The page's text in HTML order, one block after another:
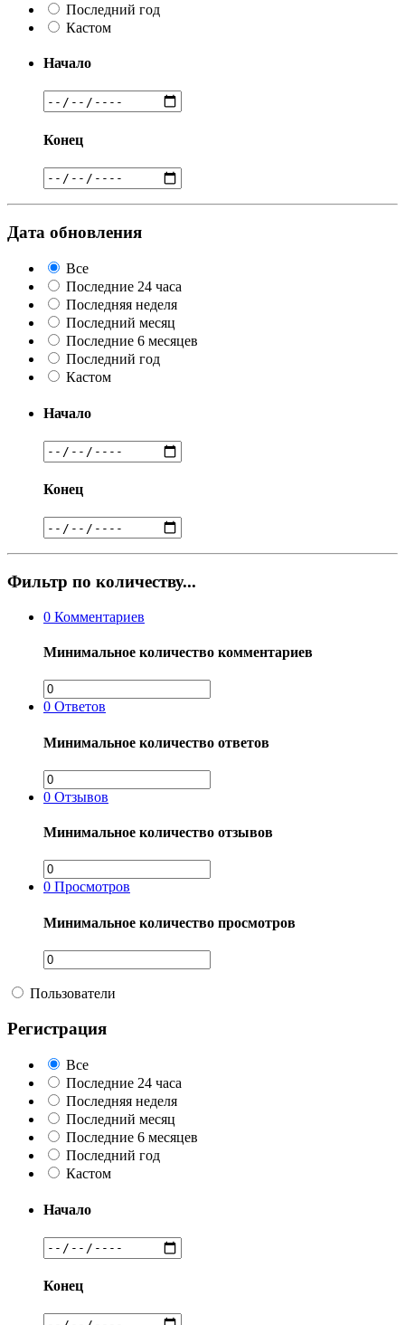
Последний год
Кастом
Начало
Конец
Дата обновления
Все
Последние 24 часа
Последняя неделя
Последний месяц
Последние 6 месяцев
Последний год
Кастом
Начало
Конец
Фильтр по количеству...
0 Комментариев
Минимальное количество комментариев
0 Ответов
Минимальное количество ответов
0 Отзывов
Минимальное количество отзывов
0 Просмотров
Минимальное количество просмотров
Пользователи
Регистрация
Все
Последние 24 часа
Последняя неделя
Последний месяц
Последние 6 месяцев
Последний год
Кастом
Начало
Конец